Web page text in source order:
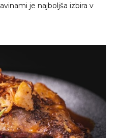
je najboljša izbira v